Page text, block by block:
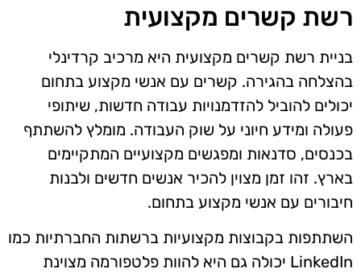
רשת קשרים מקצועית
בניית רשת קשרים מקצועית היא מרכיב קרדינלי
בהצלחה בהגירה. קשרים עם אנשי מקצוע בתחום
יכולים להוביל להזדמנויות עבודה חדשות, שיתופי
פעולה ומידע חיוני על שוק העבודה. מומלץ להשתתף
בכנסים, סדנאות ומפגשים מקצועיים המתקיימים
בארץ. זהו זמן מצוין להכיר אנשים חדשים ולבנות
חיבורים עם אנשי מקצוע בתחום.
השתתפות בקבוצות מקצועיות ברשתות החברתיות כמו
LinkedIn יכולה גם היא להוות פלטפורמה מצוינת